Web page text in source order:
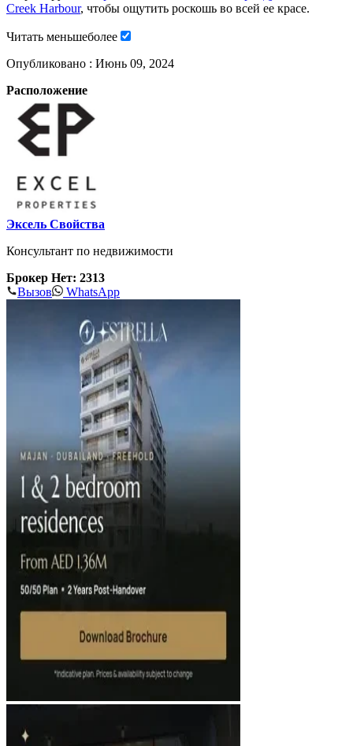
Creek Harbour, чтобы ощутить роскошь во всей ее красе.
Читать меньшеболее
Опубликовано : Июнь 09, 2024
Расположение
Эксель Свойства
Консультант по недвижимости
Брокер Нет: 2313
Вызов
WhatsApp